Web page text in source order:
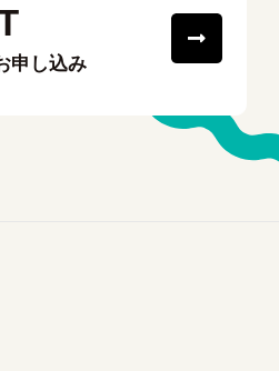
申し込み